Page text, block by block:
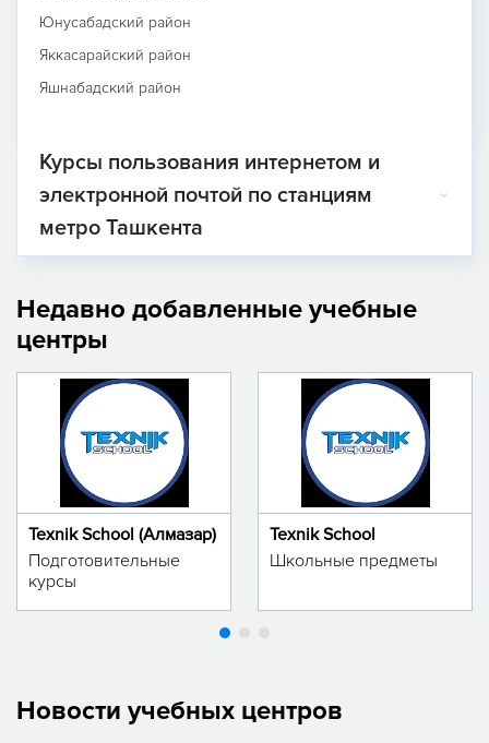
Юнусабадский район
Яккасарайский район
Яшнабадский район
Курсы пользования интернетом и
электронной почтой по станциям
метро Ташкента
Недавно добавленные учебные
центры
Texnik School (Алмазар)
Подготовительные
курсы
Texnik School
Школьные предметы
Новости учебных центров